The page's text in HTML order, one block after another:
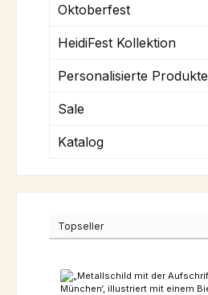
Oktoberfest
HeidiFest Kollektion
Personalisierte Produkte
Sale
Katalog